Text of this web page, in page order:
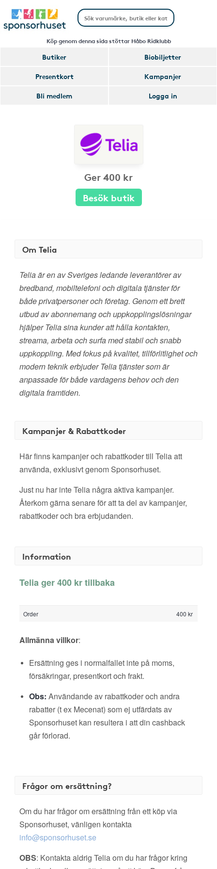
Köp genom denna sida stöttar Håbo Ridklubb
Butiker
Biobiljetter
Presentkort
Kampanjer
Bli medlem
Logga in
Ger 400 kr
Besök butik
Om Telia
Telia är en av Sveriges ledande leverantörer av
bredband, mobiltelefoni och digitala tjänster för
både privatpersoner och företag. Genom ett brett
utbud av abonnemang och uppkopplingslösningar
hjälper Telia sina kunder att hålla kontakten,
streama, arbeta och surfa med stabil och snabb
uppkoppling. Med fokus på kvalitet, tillförlitlighet och
modern teknik erbjuder Telia tjänster som är
anpassade för både vardagens behov och den
digitala framtiden.
Kampanjer & Rabattkoder
Här finns kampanjer och rabattkoder till Telia att
använda, exklusivt genom Sponsorhuset.
Just nu har inte Telia några aktiva kampanjer.
Återkom gärna senare för att ta del av kampanjer,
rabattkoder och bra erbjudanden.
Information
Telia ger 400 kr tillbaka
Order 400 kr
Allmänna villkor:
Ersättning ges i normalfallet inte på moms,
försäkringar, presentkort och frakt.
Obs: Användande av rabattkoder och andra
rabatter (t ex Mecenat) som ej utfärdats av
Sponsorhuset kan resultera i att din cashback
går förlorad.
Frågor om ersättning?
Om du har frågor om ersättning från ett köp via
Sponsorhuset, vänligen kontakta
info@sponsorhuset.se
OBS: Kontakta aldrig Telia om du har frågor kring